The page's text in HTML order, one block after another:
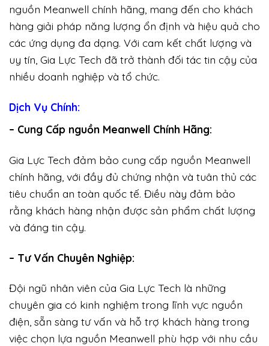
nguồn Meanwell chính hãng, mang đến cho khách
hàng giải pháp năng lượng ổn định và hiệu quả cho
các ứng dụng đa dạng. Với cam kết chất lượng và
uy tín, Gia Lực Tech đã trở thành đối tác tin cậy của
nhiều doanh nghiệp và tổ chức.
Dịch Vụ Chính:
– Cung Cấp nguồn Meanwell Chính Hãng:
Gia Lực Tech đảm bảo cung cấp nguồn Meanwell
chính hãng, với đầy đủ chứng nhận và tuân thủ các
tiêu chuẩn an toàn quốc tế. Điều này đảm bảo
rằng khách hàng nhận được sản phẩm chất lượng
và đáng tin cậy.
– Tư Vấn Chuyên Nghiệp:
Đội ngũ nhân viên của Gia Lực Tech là những
chuyên gia có kinh nghiệm trong lĩnh vực nguồn
điện, sẵn sàng tư vấn và hỗ trợ khách hàng trong
việc chọn lựa nguồn Meanwell phù hợp với nhu cầu